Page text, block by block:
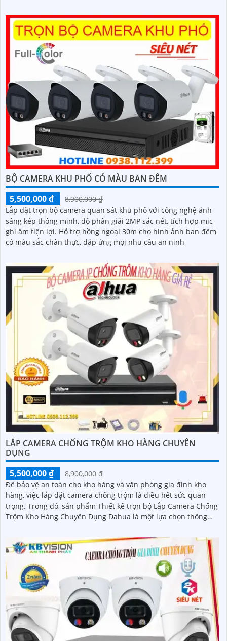
BỘ CAMERA KHU PHỐ CÓ MÀU BAN ĐÊM
5,500,000 ₫
8,900,000 ₫
Lắp đặt trọn bộ camera quan sát khu phố với công nghệ ánh
sáng kép thông minh, độ phân giải 2MP sắc nét, tích hợp mic
ghi âm tiện lợi. Hỗ trợ hồng ngoại 30m cho hình ảnh ban đêm
có màu sắc chân thực, đáp ứng mọi nhu cầu an ninh
LẮP CAMERA CHỐNG TRỘM KHO HÀNG CHUYÊN
DỤNG
5,500,000 ₫
8,900,000 ₫
Để bảo vệ an toàn cho kho hàng và văn phòng gia đình kho
hàng, việc lắp đặt camera chống trộm là điều hết sức quan
trọng. Trong đó, sản phẩm Thiết kế trọn bộ Lắp Camera Chống
Trộm Kho Hàng Chuyên Dụng Dahua là một lựa chọn thông